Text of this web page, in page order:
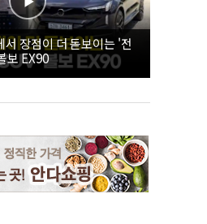
장점이 더 돋보이는 '전
보 EX90